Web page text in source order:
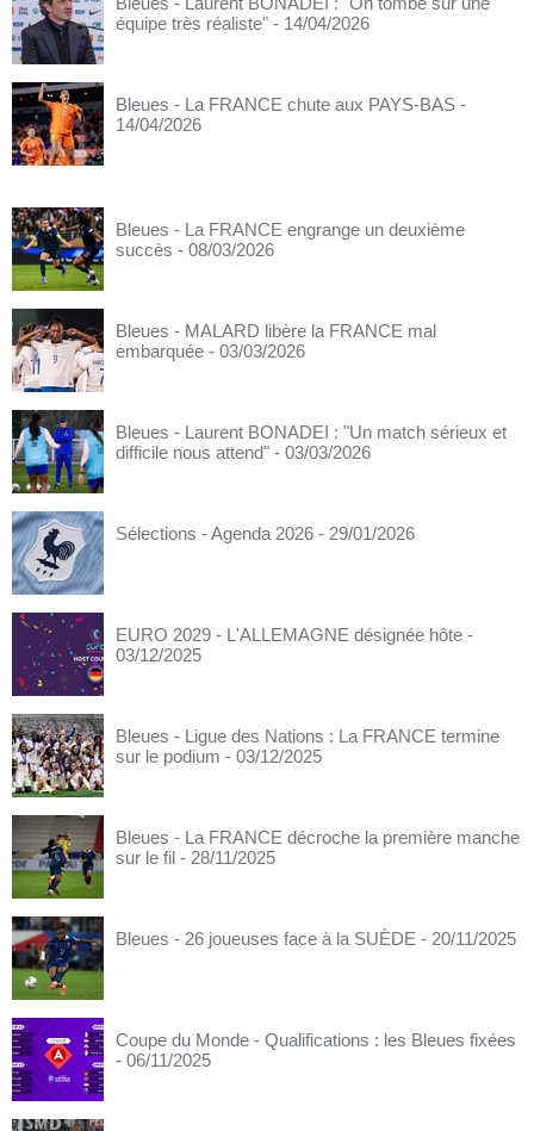
équipe très réaliste" - 14/04/2026
Bleues - La FRANCE chute aux PAYS-BAS -
14/04/2026
Bleues - La FRANCE engrange un deuxième
succès - 08/03/2026
Bleues - MALARD libère la FRANCE mal
embarquée - 03/03/2026
Bleues - Laurent BONADEI : "Un match sérieux et
difficile nous attend" - 03/03/2026
Sélections - Agenda 2026 - 29/01/2026
EURO 2029 - L'ALLEMAGNE désignée hôte -
03/12/2025
Bleues - Ligue des Nations : La FRANCE termine
sur le podium - 03/12/2025
Bleues - La FRANCE décroche la première manche
sur le fil - 28/11/2025
Bleues - 26 joueuses face à la SUÈDE - 20/11/2025
Coupe du Monde - Qualifications : les Bleues fixées
- 06/11/2025